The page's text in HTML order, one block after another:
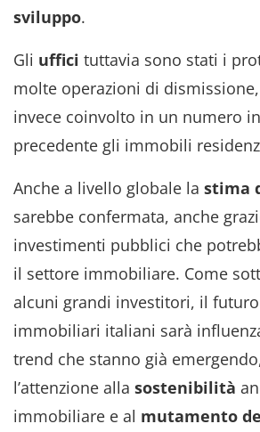
sviluppo.
Gli uffici tuttavia sono stati i
molte operazioni di
invece coinvolto in un numero
precedente gli immobili
Anche a livello globale la stima
sarebbe confermata, anche
investimenti pubblici che
il settore immobiliare. Come
alcuni grandi investitori, il
immobiliari italiani sarà
trend che stanno già
l’attenzione alla sostenibilità
immobiliare e al mutamento